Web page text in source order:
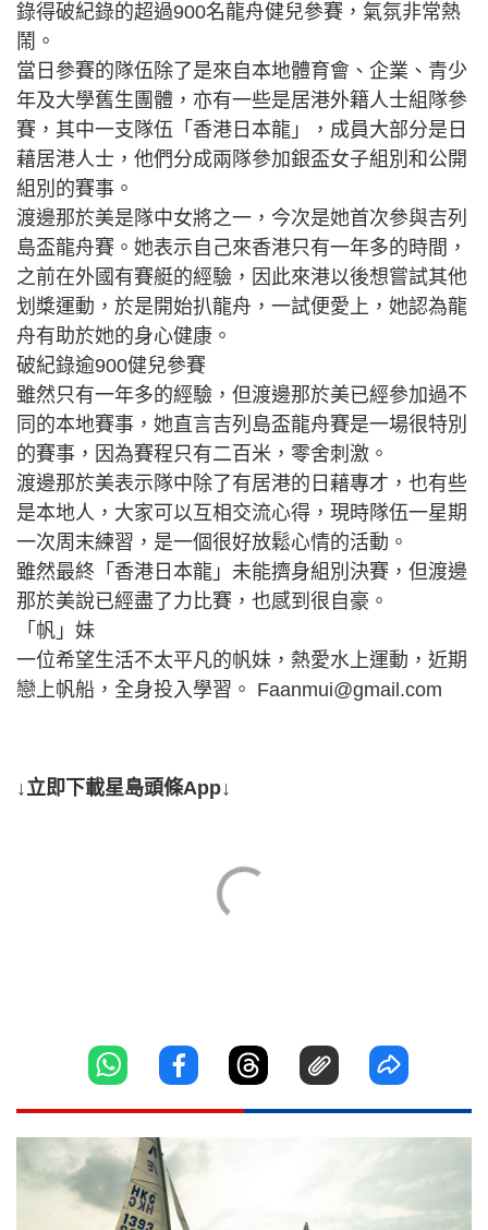
錄得破紀錄的超過900名龍舟健兒參賽，氣氛非常熱
鬧。
當日參賽的隊伍除了是來自本地體育會、企業、青少
年及大學舊生團體，亦有一些是居港外籍人士組隊參
賽，其中一支隊伍「香港日本龍」，成員大部分是日
藉居港人士，他們分成兩隊參加銀盃女子組別和公開
組別的賽事。
渡邊那於美是隊中女將之一，今次是她首次參與吉列
島盃龍舟賽。她表示自己來香港只有一年多的時間，
之前在外國有賽艇的經驗，因此來港以後想嘗試其他
划槳運動，於是開始扒龍舟，一試便愛上，她認為龍
舟有助於她的身心健康。
破紀錄逾900健兒參賽
雖然只有一年多的經驗，但渡邊那於美已經參加過不
同的本地賽事，她直言吉列島盃龍舟賽是一場很特別
的賽事，因為賽程只有二百米，零舍刺激。
渡邊那於美表示隊中除了有居港的日藉專才，也有些
是本地人，大家可以互相交流心得，現時隊伍一星期
一次周末練習，是一個很好放鬆心情的活動。
雖然最終「香港日本龍」未能擠身組別決賽，但渡邊
那於美說已經盡了力比賽，也感到很自豪。
「帆」妹
一位希望生活不太平凡的帆妹，熱愛水上運動，近期
戀上帆船，全身投入學習。 Faanmui@gmail.com
↓立即下載星島頭條App↓